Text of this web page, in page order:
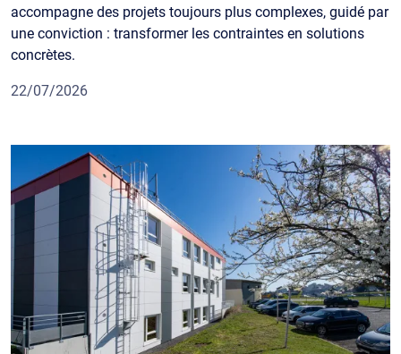
accompagne des projets toujours plus complexes, guidé par
une conviction : transformer les contraintes en solutions
concrètes.
22/07/2026